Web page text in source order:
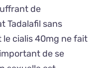
de
Tadalafil sans
le cialis 40mg ne fait
de se